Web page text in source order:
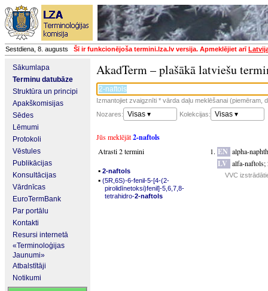
Sestdiena, 8. augusts Šī ir funkcionējoša termini.lza.lv versija. Apmeklējiet arī
Sākumlapa
Terminu datubāze
Struktūra un principi
Apakškomisijas
Sēdes
Lēmumi
Protokoli
Vēstules
Publikācijas
Konsultācijas
Vārdnīcas
EuroTermBank
Par portālu
Kontakti
Resursi internetā
«Terminoloģijas
Jaunumi»
Atbalstītāji
Notikumi
AkadTerm – plašākā latviešu
Izmantojiet zvaigznīti * vārda daļu meklēšanai (piemēram,
Nozares:
Visas ▾ Kolekcijas: Visas ▾
Jūs meklējāt2-naftols
Atrasti 2 termini
▪ 2-naftols
▪ (5R,6S)-6-fenil-5-[4-(2-
pirolidīnetoksi)fenil]-5,6,7,8-
tetrahidro-2-naftols
EN alpha-
LV alfa-naftols;
VVC